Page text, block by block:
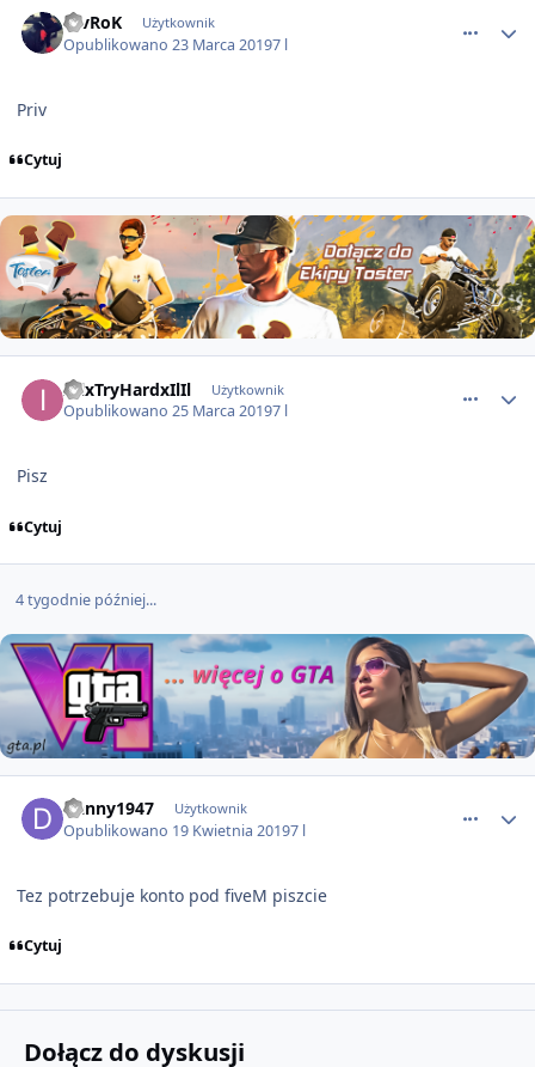
DivRoK Użytkownik
Opublikowano23 Marca 20197 l
Priv
Cytuj
IlIlxTryHardxIlIl Użytkownik
Opublikowano25 Marca 20197 l
Pisz
Cytuj
4 tygodnie później...
Danny1947 Użytkownik
Opublikowano 19 Kwietnia 20197 l
Tez potrzebuje konto pod fiveM piszcie
Cytuj
Dołącz do dyskusji